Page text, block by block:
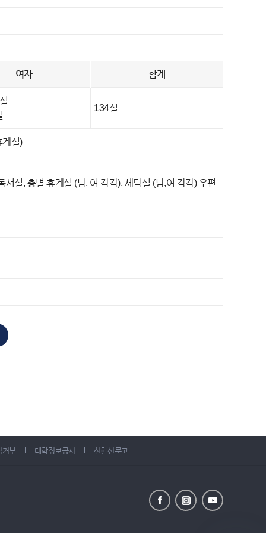
여자 합계
134실
게실)
실, 층별 휴게실 (남, 여 각각), 세탁실 (남,여 각각) 우편
거부 대학정보공시 신한신문고